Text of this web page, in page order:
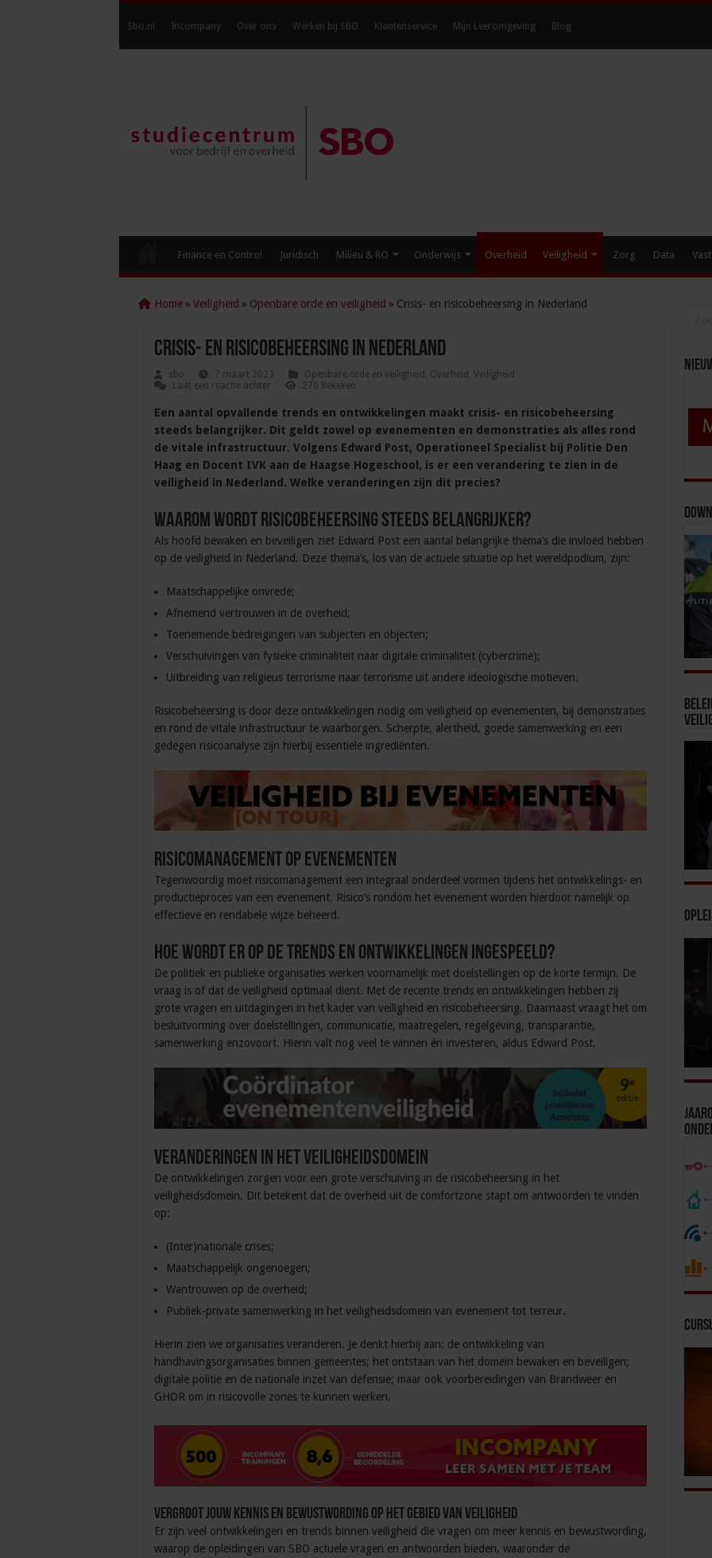
Sbo.nl Incompany Over ons Werken bij SBO Klantenservice Mijn Leeromgeving Blog
Finance en Control Juridisch Milieu & RO Onderwijs Overheid Veiligheid Zorg Data
Home » Veiligheid » Openbare orde en veiligheid » Crisis- en risicobeheersing in Nederland
Crisis- en risicobeheersing in Nederland
sbo 7 maart 2023 Openbare orde en veiligheid , Overheid , Veiligheid
Laat een reactie achter
270 Bekeken
Een aantal opvallende trends en ontwikkelingen maakt crisis- en risicobeheersing
steeds belangrijker. Dit geldt zowel op evenementen en demonstraties als alles rond
de vitale infrastructuur. Volgens Edward Post, Operationeel Specialist bij Politie Den
Haag en Docent IVK aan de Haagse Hogeschool, is er een verandering te zien in de
veiligheid in Nederland. Welke veranderingen zijn dit precies?
Waarom wordt risicobeheersing steeds belangrijker?
Als hoofd bewaken en beveiligen ziet Edward Post een aantal belangrijke thema’s die invloed hebben
op de veiligheid in Nederland. Deze thema’s, los van de actuele situatie op het wereldpodium, zijn:
Maatschappelijke onvrede;
Afnemend vertrouwen in de overheid;
Toenemende bedreigingen van subjecten en objecten;
Verschuivingen van fysieke criminaliteit naar digitale criminaliteit (cybercrime);
Uitbreiding van religieus terrorisme naar terrorisme uit andere ideologische motieven.
Risicobeheersing is door deze ontwikkelingen nodig om veiligheid op evenementen, bij demonstraties
en rond de vitale infrastructuur te waarborgen. Scherpte, alertheid, goede samenwerking en een
gedegen risicoanalyse zijn hierbij essentiële ingrediënten.
Risicomanagement op evenementen
Tegenwoordig moet risicomanagement een integraal onderdeel vormen tijdens het ontwikkelings- en
productieproces van een evenement. Risico’s rondom het evenement worden hierdoor namelijk op
effectieve en rendabele wijze beheerd.
Hoe wordt er op de trends en ontwikkelingen ingespeeld?
De politiek en publieke organisaties werken voornamelijk met doelstellingen op de korte termijn. De
vraag is of dat de veiligheid optimaal dient. Met de recente trends en ontwikkelingen hebben zij
grote vragen en uitdagingen in het kader van veiligheid en risicobeheersing. Daarnaast vraagt het om
besluitvorming over doelstellingen, communicatie, maatregelen, regelgeving, transparantie,
samenwerking enzovoort. Hierin valt nog veel te winnen én investeren, aldus Edward Post.
Veranderingen in het veiligheidsdomein
De ontwikkelingen zorgen voor een grote verschuiving in de risicobeheersing in het
veiligheidsdomein. Dit betekent dat de overheid uit de comfortzone stapt om antwoorden te vinden
op:
(Inter)nationale crises;
Maatschappelijk ongenoegen;
Wantrouwen op de overheid;
Publiek-private samenwerking in het veiligheidsdomein van evenement tot terreur.
Hierin zien we organisaties veranderen. Je denkt hierbij aan: de ontwikkeling van
handhavingsorganisaties binnen gemeentes; het ontstaan van het domein bewaken en beveiligen;
digitale politie en de nationale inzet van defensie; maar ook voorbereidingen van Brandweer en
GHOR om in risicovolle zones te kunnen werken.
Vergroot jouw kennis en bewustwording op het gebied van veiligheid
Er zijn veel ontwikkelingen en trends binnen veiligheid die vragen om meer kennis en bewustwording,
waarop de opleidingen van SBO actuele vragen en antwoorden bieden, waaronder de